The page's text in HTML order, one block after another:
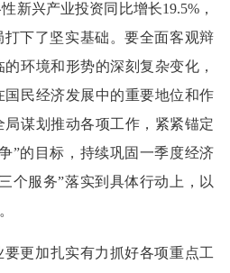
新兴产业投资同比增长19.5%，
打下了坚实基础。要全面客观辩
环境和形势的深刻复杂变化，
国民经济发展中的重要地位和作
谋划推动各项工作，紧紧锚定
”的目标，持续巩固一季度经济
个服务”落实到具体行动上，以
更加扎实有力抓好各项重点工